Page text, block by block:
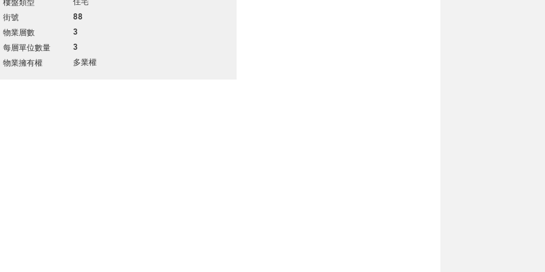
樓盤類型
街號 88
物業層數 3
每層單位數量 3
物業擁有權 多業權